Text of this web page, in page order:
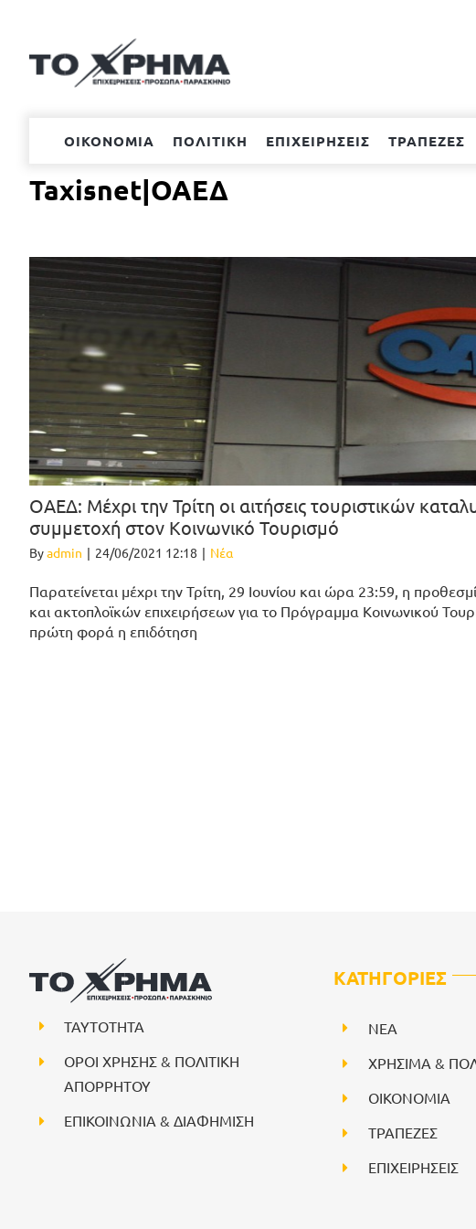
περιεχόμενο
ΟΙΚΟΝΟΜΙΑ ΠΟΛΙΤΙΚΗ ΕΠΙΧΕΙΡΗΣΕΙΣ ΤΡΑΠΕΖΕΣ
Taxisnet|ΟΑΕΔ
OAEΔ: Μέχρι την Τρίτη οι αιτήσεις τουριστικών
συμμετοχή στον Κοινωνικό Τουρισμό
Byadmin | 24/06/2021 12:18 | Νέα
Παρατείνεται μέχρι την Τρίτη, 29 Ιουνίου και ώρα 23:59, η
και ακτοπλοϊκών επιχειρήσεων για το Πρόγραμμα Κοινωνικού
πρώτη φορά η επιδότηση
ΤΑΥΤΟΤΗΤΑ
ΟΡΟΙ ΧΡΗΣΗΣ & ΠΟΛΙΤΙΚΗ
ΑΠΟΡΡΗΤΟΥ
ΕΠΙΚΟΙΝΩΝΙΑ & ΔΙΑΦΗΜΙΣΗ
ΚΑΤΗΓΟΡΙΕΣ
NEA
ΧΡΗΣΙΜΑ &
ΟΙΚΟΝΟΜΙΑ
ΤΡΑΠΕΖΕΣ
ΕΠΙΧΕΙΡΗΣΕΙΣ